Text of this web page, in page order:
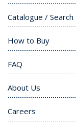
Catalogue / Search
How to Buy
FAQ
About Us
Careers